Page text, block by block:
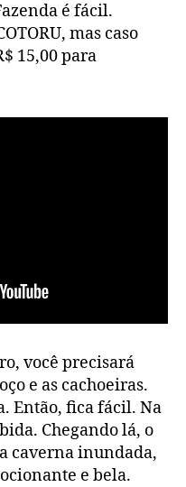
é fácil.
mas caso
15,00 para
você precisará
e as cachoeiras.
Então, fica fácil. Na
Chegando lá, o
caverna inundada,
e bela.